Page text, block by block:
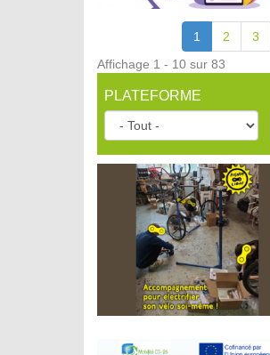
1 2 3
Affichage 1 - 10 sur 83
PLATEFORME